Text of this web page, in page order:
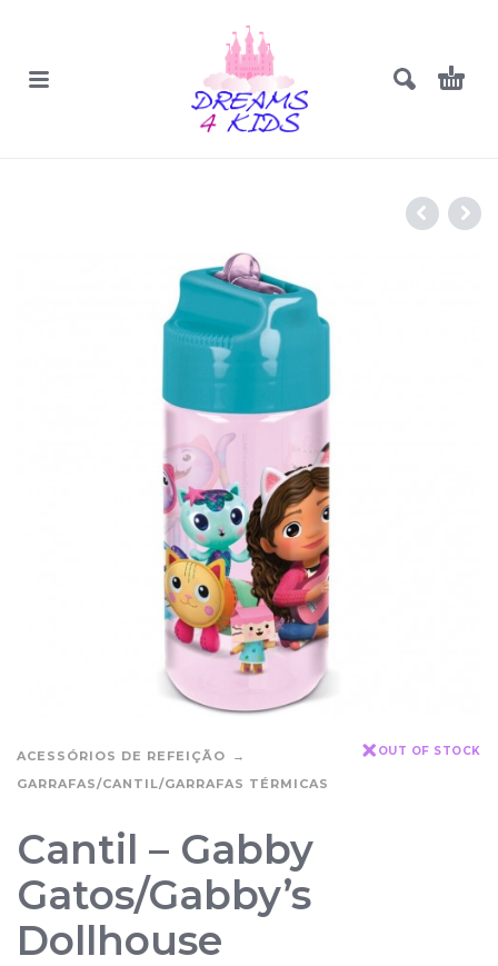
ACESSÓRIOS DE REFEIÇÃO
GARRAFAS/CANTIL/GARRAFAS TÉRMICAS
OUT OF STOCK
Cantil – Gabby
Gatos/Gabby’s
Dollhouse